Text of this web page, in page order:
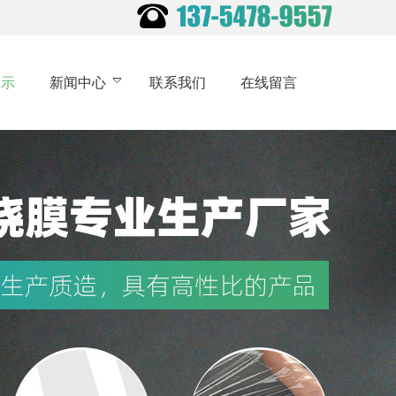
新闻中心 联系我们 在线留言